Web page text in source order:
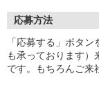
応募方法
「応募する」ボタ
も承っております）
です。もちろんご来